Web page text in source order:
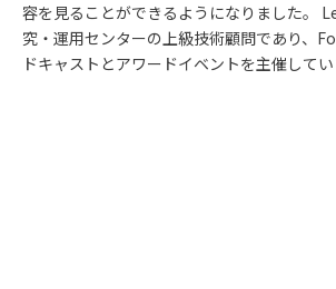
容を見ることができるようになりました。
究・運用センターの上級技術顧問であり、
ドキャストとアワードイベントを主催してい